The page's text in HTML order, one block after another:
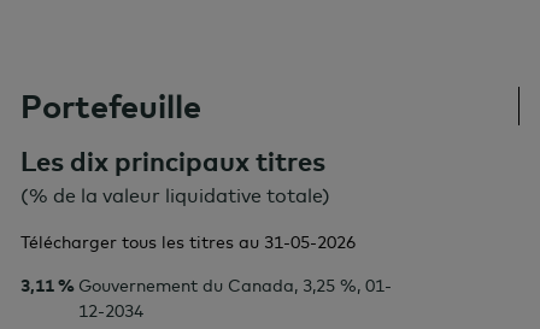
Portefeuille
Les dix principaux titres
(% de la valeur liquidative totale)
Télécharger tous les titres au 31-05-2026
3,11 % Gouvernement du Canada, 3,25 %, 01-
12-2034